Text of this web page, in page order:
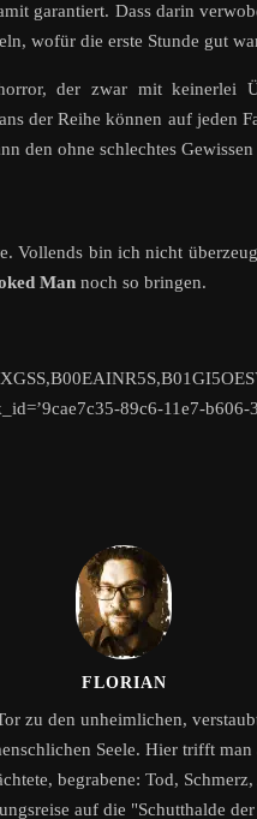
garantiert. Dass darin
wofür die erste Stunde gut
der zwar mit keinerlei
der Reihe können auf jeden
den ohne schlechtes Gewissen
Vollends bin ich nicht
Man noch so bringen.
89c6-11e7-b606-
FLORIAN
zu den unheimlichen,
Seele. Hier trifft
begrabene: Tod,
auf die "Schutthalde